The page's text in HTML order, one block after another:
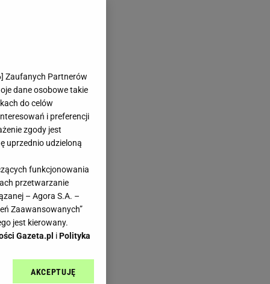
] Zaufanych Partnerów
dane osobowe takie
do celów
i preferencji
zgody jest
uprzednio udzieloną
funkcjonowania
przetwarzanie
– Agora S.A. –
Zaawansowanych”
jest kierowany.
Gazeta.pl iPolityka
sp. z o.o., jej
AKCEPTUJĘ